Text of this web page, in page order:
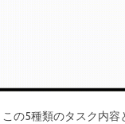
の5種類のタスク内